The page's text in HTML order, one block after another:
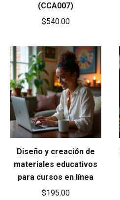
(CCA007)
$540.00
Diseño y creación de
materiales educativos
para cursos en línea
$195.00